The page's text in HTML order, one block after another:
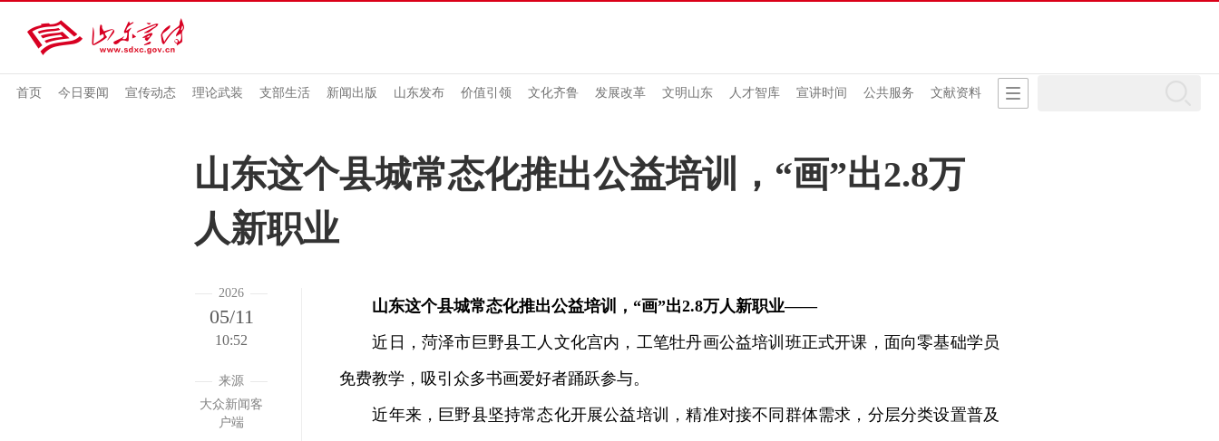
首页 今日要闻 宣传动态 理论武装 支部生活 新闻出版 山东发布 价值引领 文化齐鲁 发展改革 文明山东 人才智库 宣讲时间 公共服务 文献资料
山东这个县城常态化推出公益培训，“画”出2.8万
人新职业
2026
05/11
10:52
来源
大众新闻客
户端
山东这个县城常态化推出公益培训，“画”出2.8万人新职业——
近日，菏泽市巨野县工人文化宫内，工笔牡丹画公益培训班正式开课，面向零基础学员
免费教学，吸引众多书画爱好者踊跃参与。
近年来，巨野县坚持常态化开展公益培训，精准对接不同群体需求，分层分类设置普及